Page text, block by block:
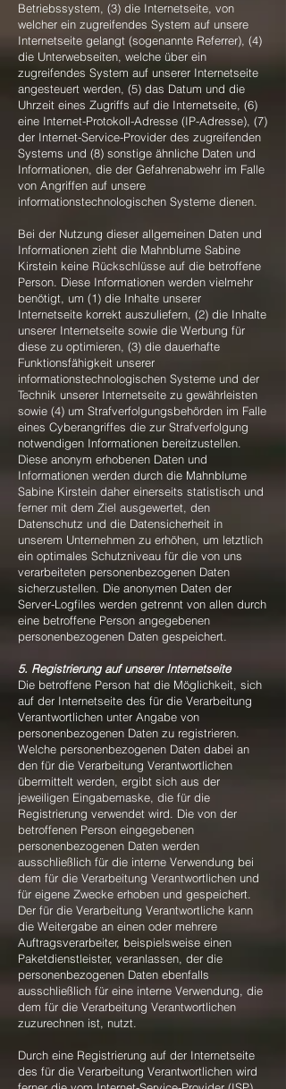
Betriebssystem, (3) die Internetseite, von
welcher ein zugreifendes System auf unsere
Internetseite gelangt (sogenannte Referrer), (4)
die Unterwebseiten, welche über ein
zugreifendes System auf unserer Internetseite
angesteuert werden, (5) das Datum und die
Uhrzeit eines Zugriffs auf die Internetseite, (6)
eine Internet-Protokoll-Adresse (IP-Adresse), (7)
der Internet-Service-Provider des zugreifenden
Systems und (8) sonstige ähnliche Daten und
Informationen, die der Gefahrenabwehr im Falle
von Angriffen auf unsere
informationstechnologischen Systeme dienen.
Bei der Nutzung dieser allgemeinen Daten und
Informationen zieht die Mahnblume Sabine
Kirstein keine Rückschlüsse auf die betroffene
Person. Diese Informationen werden vielmehr
benötigt, um (1) die Inhalte unserer
Internetseite korrekt auszuliefern, (2) die Inhalte
unserer Internetseite sowie die Werbung für
diese zu optimieren, (3) die dauerhafte
Funktionsfähigkeit unserer
informationstechnologischen Systeme und der
Technik unserer Internetseite zu gewährleisten
sowie (4) um Strafverfolgungsbehörden im Falle
eines Cyberangriffes die zur Strafverfolgung
notwendigen Informationen bereitzustellen.
Diese anonym erhobenen Daten und
Informationen werden durch die Mahnblume
Sabine Kirstein daher einerseits statistisch und
ferner mit dem Ziel ausgewertet, den
Datenschutz und die Datensicherheit in
unserem Unternehmen zu erhöhen, um letztlich
ein optimales Schutzniveau für die von uns
verarbeiteten personenbezogenen Daten
sicherzustellen. Die anonymen Daten der
Server-Logfiles werden getrennt von allen durch
eine betroffene Person angegebenen
personenbezogenen Daten gespeichert.
5. Registrierung auf unserer Internetseite
Die betroffene Person hat die Möglichkeit, sich
auf der Internetseite des für die Verarbeitung
Verantwortlichen unter Angabe von
personenbezogenen Daten zu registrieren.
Welche personenbezogenen Daten dabei an
den für die Verarbeitung Verantwortlichen
übermittelt werden, ergibt sich aus der
jeweiligen Eingabemaske, die für die
Registrierung verwendet wird. Die von der
betroffenen Person eingegebenen
personenbezogenen Daten werden
ausschließlich für die interne Verwendung bei
dem für die Verarbeitung Verantwortlichen und
für eigene Zwecke erhoben und gespeichert.
Der für die Verarbeitung Verantwortliche kann
die Weitergabe an einen oder mehrere
Auftragsverarbeiter, beispielsweise einen
Paketdienstleister, veranlassen, der die
personenbezogenen Daten ebenfalls
ausschließlich für eine interne Verwendung, die
dem für die Verarbeitung Verantwortlichen
zuzurechnen ist, nutzt.
Durch eine Registrierung auf der Internetseite
des für die Verarbeitung Verantwortlichen wird